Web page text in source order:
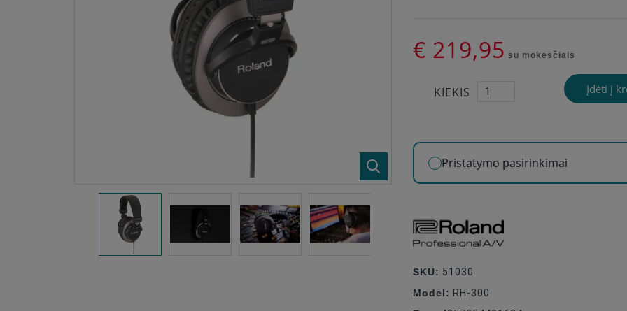
€ 219,95 su mokesčiais
KIEKIS Įdėti į
Pristatymo pasirinkimai
SKU: 51030
Model: RH-300